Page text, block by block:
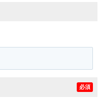
必須